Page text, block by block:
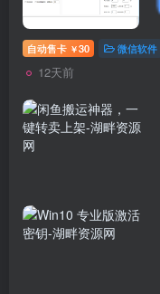
自动售卡 ￥30 微信软件
12天前